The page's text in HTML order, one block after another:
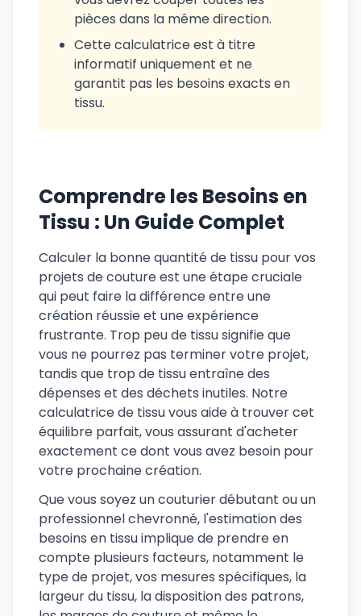
pièces dans la même direction.
Cette calculatrice est à titre
informatif uniquement et ne
garantit pas les besoins exacts en
tissu.
Comprendre les Besoins en
Tissu : Un Guide Complet
Calculer la bonne quantité de tissu pour vos
projets de couture est une étape cruciale
qui peut faire la différence entre une
création réussie et une expérience
frustrante. Trop peu de tissu signifie que
vous ne pourrez pas terminer votre projet,
tandis que trop de tissu entraîne des
dépenses et des déchets inutiles. Notre
calculatrice de tissu vous aide à trouver cet
équilibre parfait, vous assurant d'acheter
exactement ce dont vous avez besoin pour
votre prochaine création.
Que vous soyez un couturier débutant ou un
professionnel chevronné, l'estimation des
besoins en tissu implique de prendre en
compte plusieurs facteurs, notamment le
type de projet, vos mesures spécifiques, la
largeur du tissu, la disposition des patrons,